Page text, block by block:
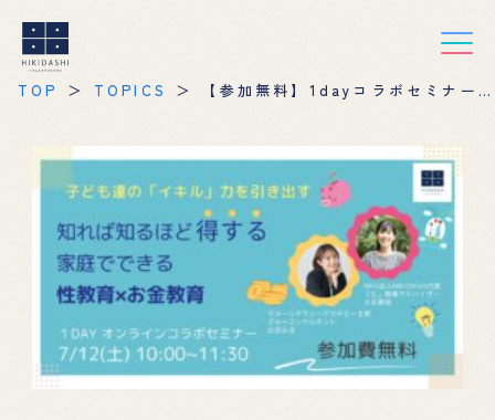
TOP TOPICS
【参加無料】1dayコラボセミナー